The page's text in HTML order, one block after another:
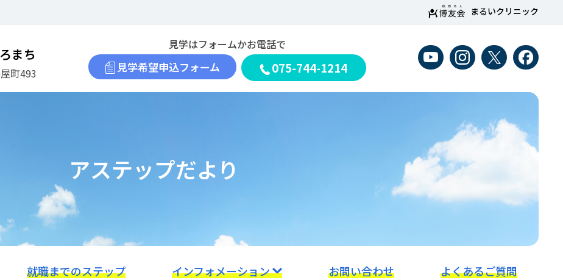
まるいクリニック
まち
町493
見学はフォームかお電話で
見学希望申込フォーム 075-744-1214
アステップだより
就職までのステップ インフォメーション お問い合わせ よくあるご質問